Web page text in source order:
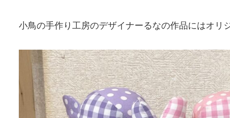
小鳥の手作り工房のデザイナーるなの作品にはオリ